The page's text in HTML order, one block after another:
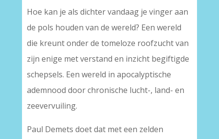
Hoe kan je als dichter vandaag je vinger aan
de pols houden van de wereld? Een wereld
die kreunt onder de tomeloze roofzucht van
zijn enige met verstand en inzicht begiftigde
schepsels. Een wereld in apocalyptische
ademnood door chronische lucht-, land- en
zeevervuiling.
Paul Demets doet dat met een zelden